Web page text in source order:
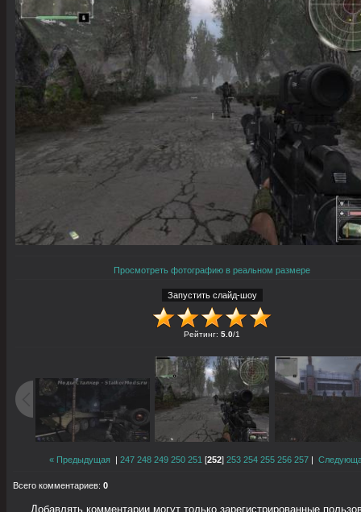
Просмотреть фотографию в реальном размере
Рейтинг: 5.0/1
« Предыдущая |247 248 249 250 251 [252]253 254 255 256 257 |
Всего комментариев: 0